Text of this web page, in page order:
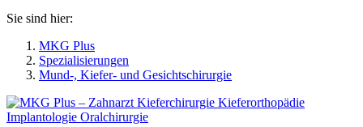
Sie sind hier:
MKG Plus
Spezialisierungen
Mund-, Kiefer- und Gesichtschirurgie